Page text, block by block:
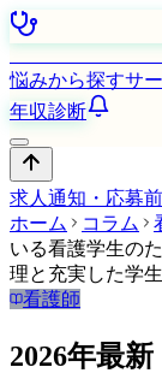
悩みから探すサ
年収診断
求人通知・応募
ホーム
コラム
いる看護学生の
理と充実した学
看護師
2026年最